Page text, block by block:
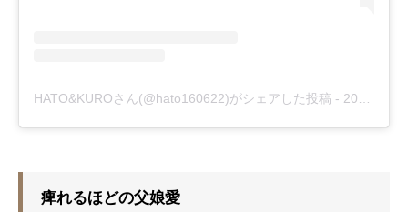
HATO&KUROさん(@hato160622)がシェアした投稿 - 2019年 3月月1日午後8時26分PST
痺れるほどの父娘愛